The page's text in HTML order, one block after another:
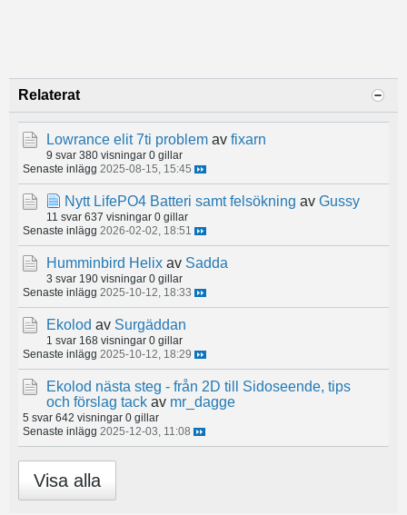
Relaterat
Lowrance elit 7ti problem av fixarn
9 svar 380 visningar 0 gillar
Senaste inlägg 2025-08-15, 15:45
Nytt LifePO4 Batteri samt felsökning av Gussy
11 svar 637 visningar 0 gillar
Senaste inlägg 2026-02-02, 18:51
Humminbird Helix av Sadda
3 svar 190 visningar 0 gillar
Senaste inlägg 2025-10-12, 18:33
Ekolod av Surgäddan
1 svar 168 visningar 0 gillar
Senaste inlägg 2025-10-12, 18:29
Ekolod nästa steg - från 2D till Sidoseende, tips
och förslag tack av mr_dagge
5 svar 642 visningar 0 gillar
Senaste inlägg 2025-12-03, 11:08
Visa alla